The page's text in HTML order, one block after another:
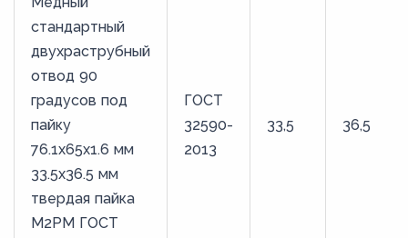
стандартный
двухраструбный
отвод 90
градусов под
пайку
76.1х65х1.6 мм
33.5х36.5 мм
твердая пайка
М2РМ ГОСТ
ГОСТ
32590-
2013
33,5 36,5